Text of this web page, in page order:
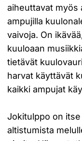
aiheuttavat myös
ampujilla
vaivoja. On
kuuloaan
tietävät
harvat käyttävät
kaikki ampujat
Jokitulppo on
altistumista